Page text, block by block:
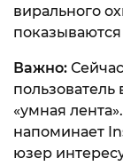
вирального
Важно:
«умная
напоминает
юзер